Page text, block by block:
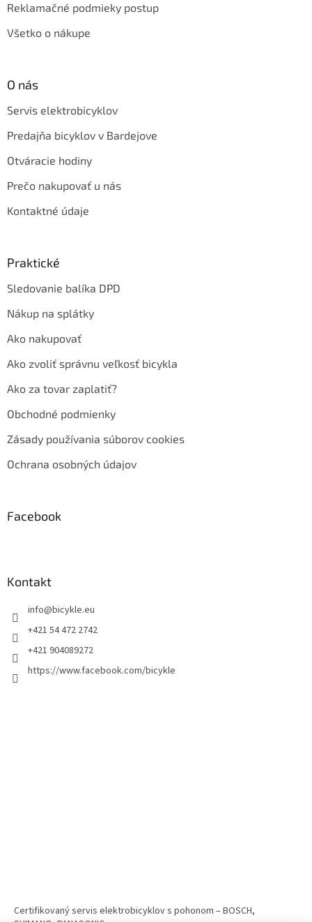
Reklamačné podmieky postup
Všetko o nákupe
O nás
Servis elektrobicyklov
Predajňa bicyklov v Bardejove
Otváracie hodiny
Prečo nakupovať u nás
Kontaktné údaje
Praktické
Sledovanie balíka DPD
Nákup na splátky
Ako nakupovať
Ako zvoliť správnu veľkosť bicykla
Ako za tovar zaplatiť?
Obchodné podmienky
Zásady používania súborov cookies
Ochrana osobných údajov
Facebook
Kontakt
info@bicykle.eu
+421 54 472 2742
+421 904089272
https://www.facebook.com/bicykle
Certifikovaný servis elektrobicyklov s pohonom – BOSCH,